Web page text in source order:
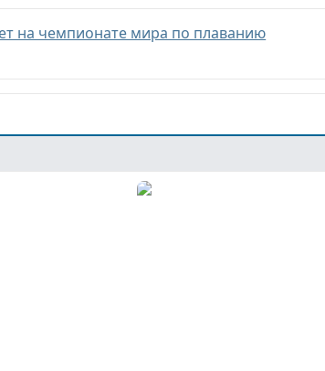
на чемпионате мира по плаванию